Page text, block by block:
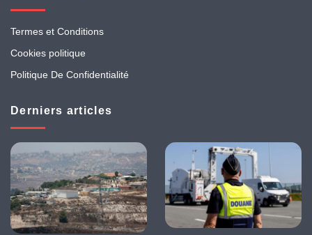
Termes et Conditions
Cookies politique
Politique De Confidentialité
Derniers articles